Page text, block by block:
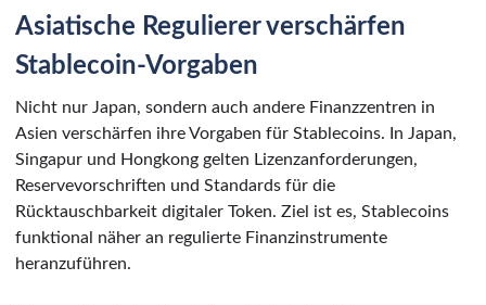
Asiatische Regulierer verschärfen
Stablecoin-Vorgaben
Nicht nur Japan, sondern auch andere Finanzzentren in
Asien verschärfen ihre Vorgaben für Stablecoins. In Japan,
Singapur und Hongkong gelten Lizenzanforderungen,
Reservevorschriften und Standards für die
Rücktauschbarkeit digitaler Token. Ziel ist es, Stablecoins
funktional näher an regulierte Finanzinstrumente
heranzuführen.